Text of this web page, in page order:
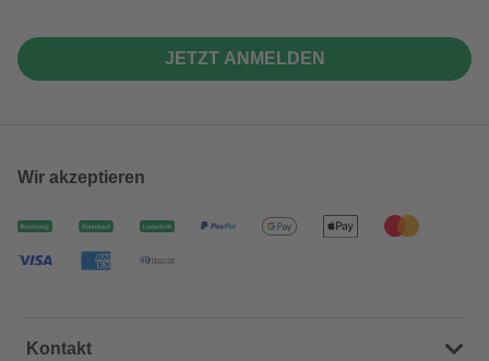
JETZT ANMELDEN
Wir akzeptieren
Kontakt